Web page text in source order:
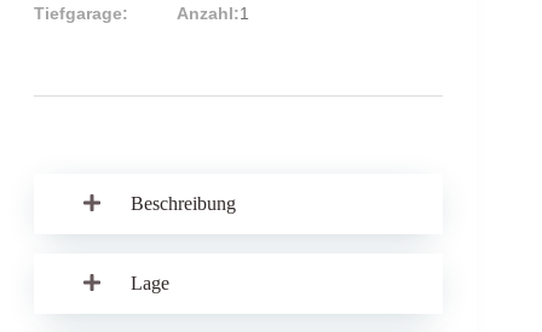
Tiefgarage: Anzahl:1
Beschreibung
Lage